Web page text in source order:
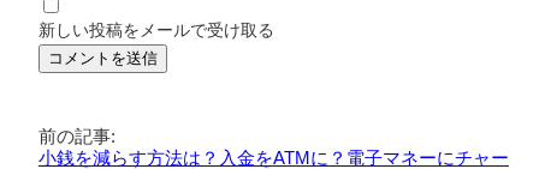
新しい投稿をメールで受け取る
前の記事:
小銭を減らす方法は？入金をATMに？電子マネーにチャー